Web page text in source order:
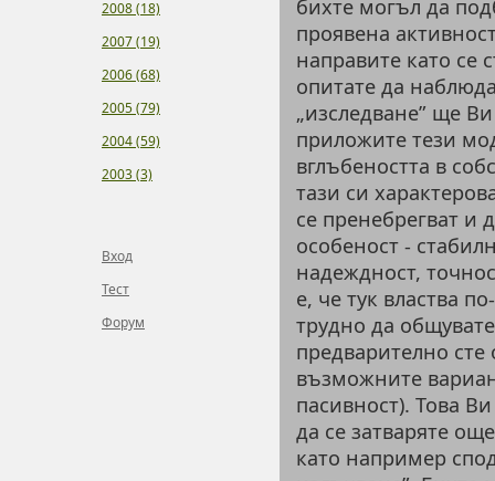
2008 (18)
2007 (19)
2006 (68)
2005 (79)
2004 (59)
2003 (3)
Вход
Тест
Форум
бихте могъл да
проявена
направите като се
опитате да
„изследване” ще
приложите тези
вглъбеността в
тази си
се пренебрегват и
особеност -
надеждност,
е, че тук властва
трудно да
предварително
възможните
пасивност). Това
да се затваряте
като например